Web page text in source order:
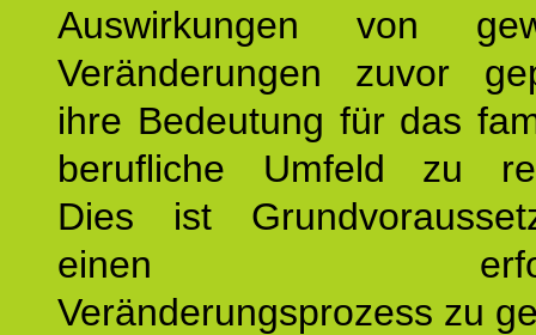
Auswirkungen von
Veränderungen zuvor
ihre Bedeutung für das
berufliche Umfeld zu
Dies ist
einen
Veränderungsprozess zu